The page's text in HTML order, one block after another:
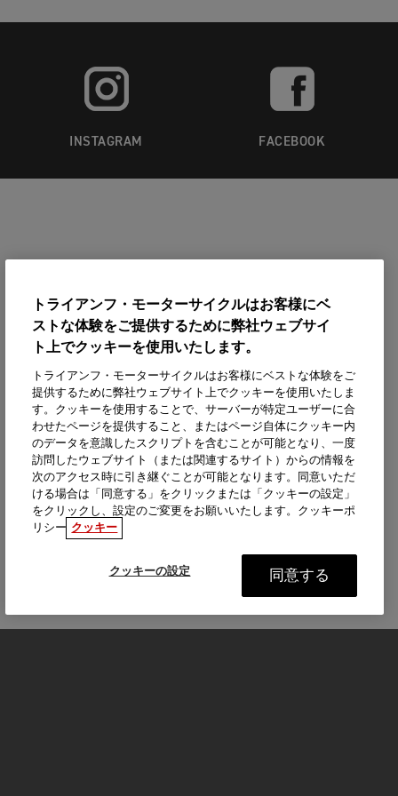
INSTAGRAM FACEBOOK
トライアンフ・モーターサイクルはお客様にベ
ストな体験をご提供するために弊社ウェブサイ
ト上でクッキーを使用いたします。
トライアンフ・モーターサイクルはお客様にベストな体験をご
提供するために弊社ウェブサイト上でクッキーを使用いたしま
す。クッキーを使用することで、サーバーが特定ユーザーに合
わせたページを提供すること、またはページ自体にクッキー内
のデータを意識したスクリプトを含むことが可能となり、一度
訪問したウェブサイト（または関連するサイト）からの情報を
次のアクセス時に引き継ぐことが可能となります。同意いただ
ける場合は「同意する」をクリックまたは「クッキーの設定」
をクリックし、設定のご変更をお願いいたします。クッキーポ
リシー クッキー
クッキーの設定 同意する